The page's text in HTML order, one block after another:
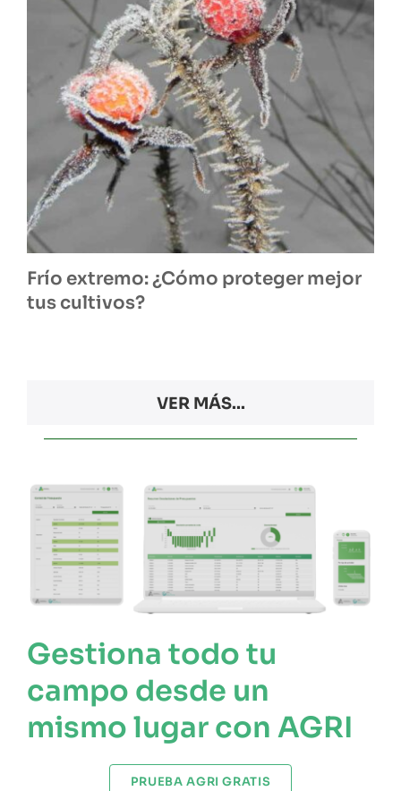
Frío extremo: ¿Cómo proteger mejor
tus cultivos?
VER MÁS...
Gestiona todo tu
campo desde un
mismo lugar con AGRI
PRUEBA AGRI GRATIS